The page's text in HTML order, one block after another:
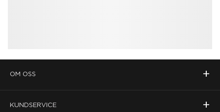
OM OSS +
KUNDSERVICE +